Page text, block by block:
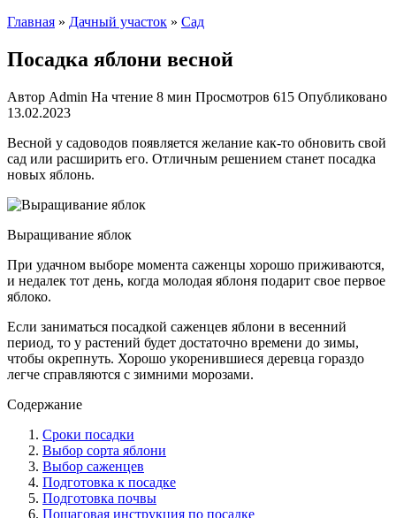
Главная » Дачный участок » Сад
Посадка яблони весной
Автор Admin На чтение 8 мин Просмотров 615 Опубликовано
13.02.2023
Весной у садоводов появляется желание как-то обновить свой
сад или расширить его. Отличным решением станет посадка
новых яблонь.
Выращивание яблок
При удачном выборе момента саженцы хорошо приживаются,
и недалек тот день, когда молодая яблоня подарит свое первое
яблоко.
Если заниматься посадкой саженцев яблони в весенний
период, то у растений будет достаточно времени до зимы,
чтобы окрепнуть. Хорошо укоренившиеся деревца гораздо
легче справляются с зимними морозами.
Содержание
Сроки посадки
Выбор сорта яблони
Выбор саженцев
Подготовка к посадке
Подготовка почвы
Пошаговая инструкция по посадке